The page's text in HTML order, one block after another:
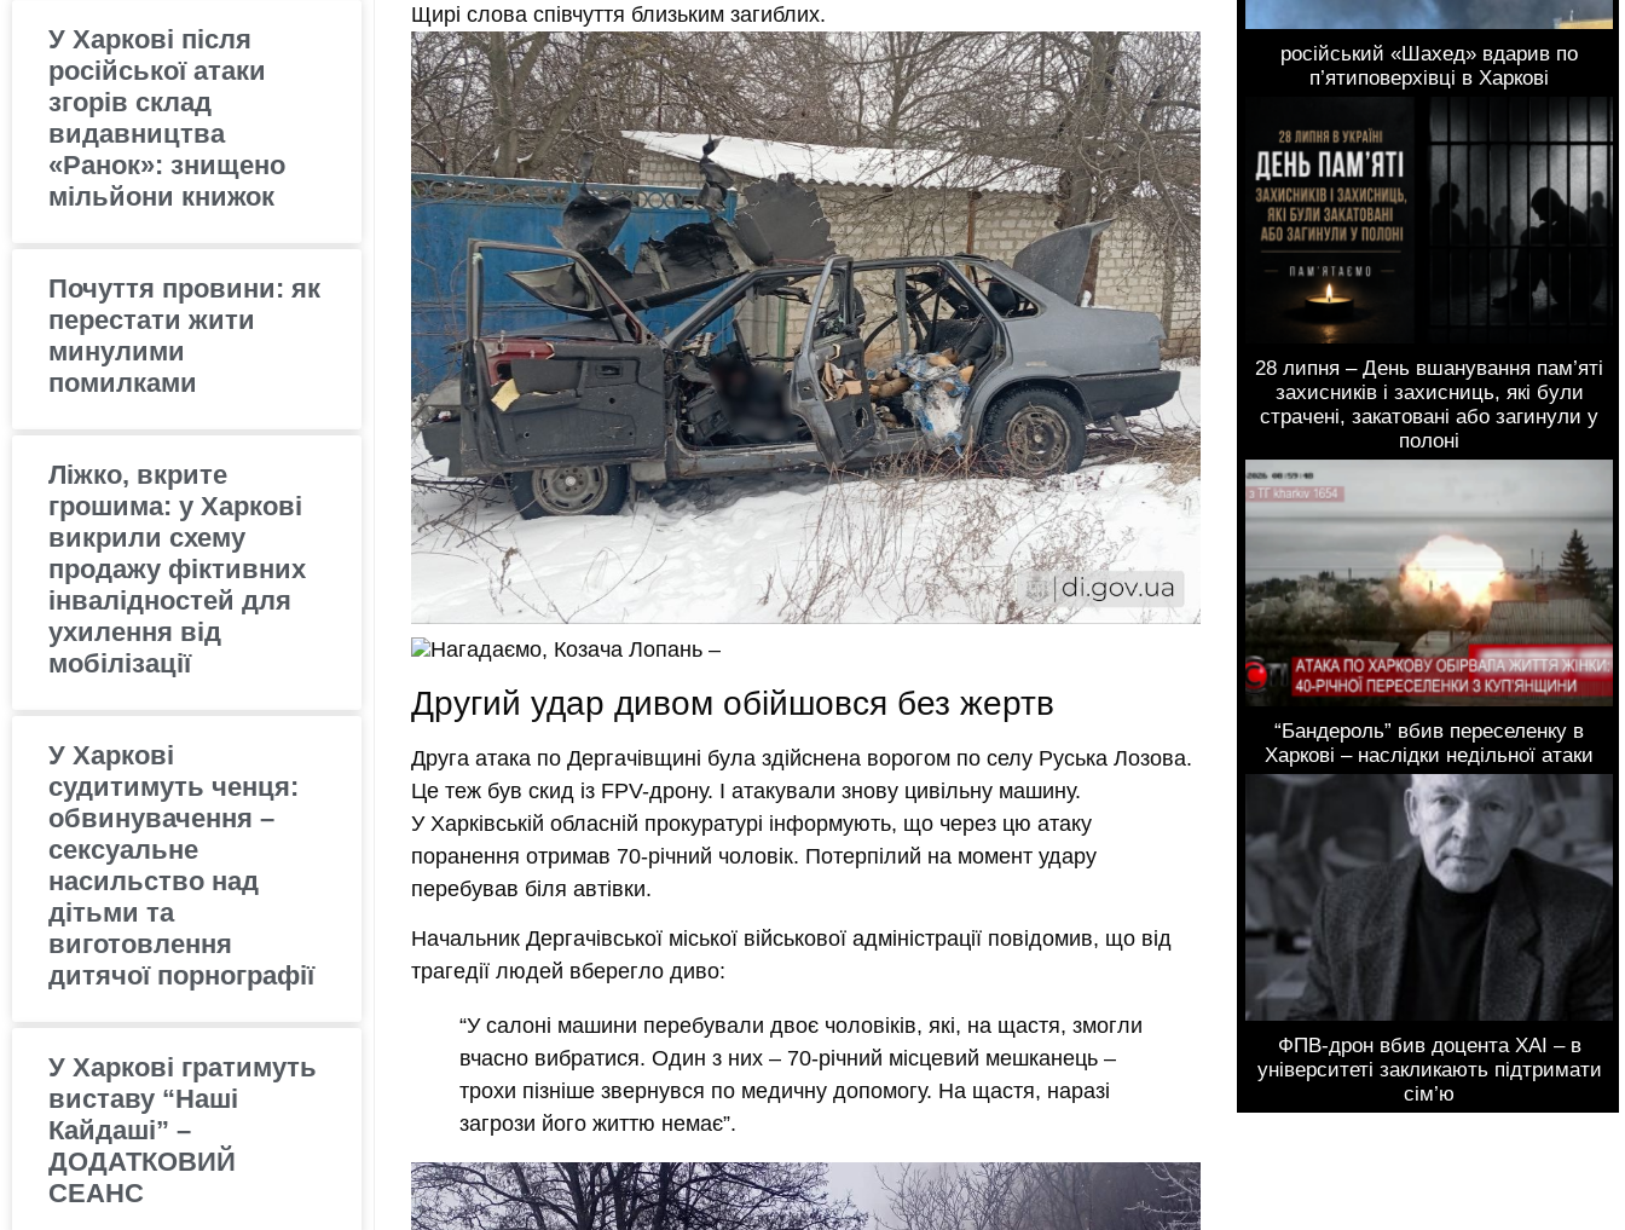
У Харкові після
російської атаки
згорів склад
видавництва
«Ранок»: знищено
мільйони книжок
Почуття провини: як
перестати жити
минулими
помилками
Ліжко, вкрите
грошима: у Харкові
викрили схему
продажу фіктивних
інвалідностей для
ухилення від
мобілізації
У Харкові
судитимуть ченця:
обвинувачення –
сексуальне
насильство над
дітьми та
виготовлення
дитячої порнографії
У Харкові гратимуть
виставу “Наші
Кайдаші” –
ДОДАТКОВИЙ
СЕАНС
Щирі слова співчуття близьким загиблих.
Нагадаємо, Козача Лопань –
Другий удар дивом обійшовся без жертв
Друга атака по Дергачівщині була здійснена ворогом по селу Руська Лозова.
Це теж був скид із FPV-дрону. І атакували знову цивільну машину.
У Харківській обласній прокуратурі інформують, що через цю атаку
поранення отримав 70-річний чоловік. Потерпілий на момент удару
перебував біля автівки.
Начальник Дергачівської міської військової адміністрації повідомив, що від
трагедії людей вберегло диво:
“У салоні машини перебували двоє чоловіків, які, на щастя, змогли
вчасно вибратися. Один з них – 70-річний місцевий мешканець –
трохи пізніше звернувся по медичну допомогу. На щастя, наразі
загрози його життю немає”.
російський «Шахед» вдарив по
п’ятиповерхівці в Харкові
28 липня – День вшанування пам’яті
захисників і захисниць, які були
страчені, закатовані або загинули у
полоні
“Бандероль” вбив переселенку в
Харкові – наслідки недільної атаки
ФПВ-дрон вбив доцента ХАІ – в
університеті закликають підтримати
сім’ю